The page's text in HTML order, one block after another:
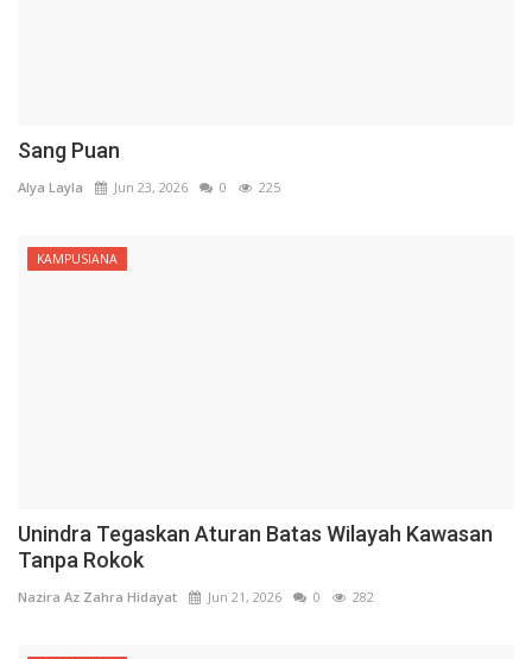
Sang Puan
Alya Layla Jun 23, 2026 0 225
KAMPUSIANA
Unindra Tegaskan Aturan Batas Wilayah Kawasan
Tanpa Rokok
Nazira Az Zahra Hidayat Jun 21, 2026 0 282